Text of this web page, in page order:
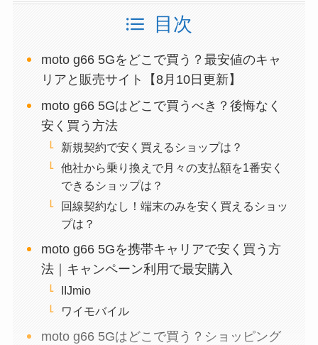
目次
moto g66 5Gをどこで買う？最安値のキャ
リアと販売サイト【8月10日更新】
moto g66 5Gはどこで買うべき？後悔なく
安く買う方法
新規契約で安く買えるショップは？
他社から乗り換えで月々の支払額を1番安く
できるショップは？
回線契約なし！端末のみを安く買えるショッ
プは？
moto g66 5Gを携帯キャリアで安く買う方
法｜キャンペーン利用で最安購入
IIJmio
ワイモバイル
moto g66 5Gはどこで買う？ショッピング